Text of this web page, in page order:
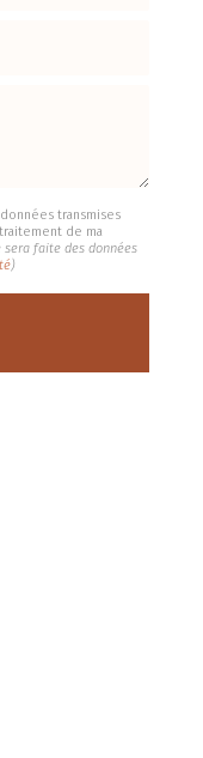
transmises
de ma
faite des données
)